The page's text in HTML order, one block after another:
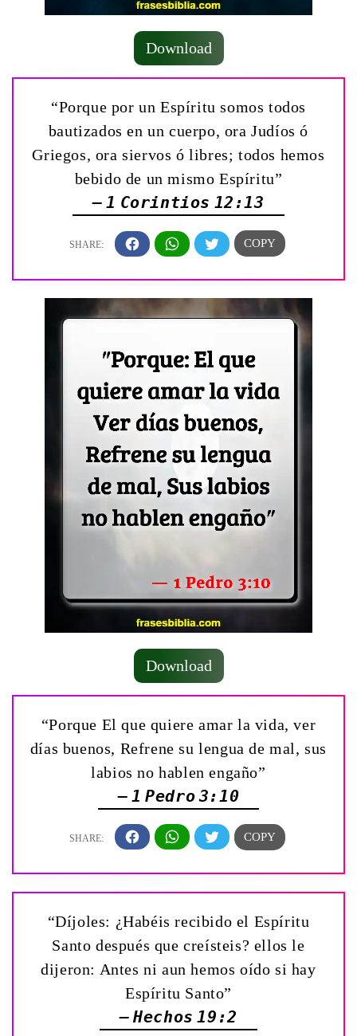
Download
“Porque por un Espíritu somos todos
bautizados en un cuerpo, ora Judíos ó
Griegos, ora siervos ó libres; todos hemos
bebido de un mismo Espíritu”
— 1 Corintios 12:13
Download
“Porque El que quiere amar la vida, ver
días buenos, Refrene su lengua de mal, sus
labios no hablen engaño”
— 1 Pedro 3:10
“Díjoles: ¿Habéis recibido el Espíritu
Santo después que creísteis? ellos le
dijeron: Antes ni aun hemos oído si hay
Espíritu Santo”
— Hechos 19:2